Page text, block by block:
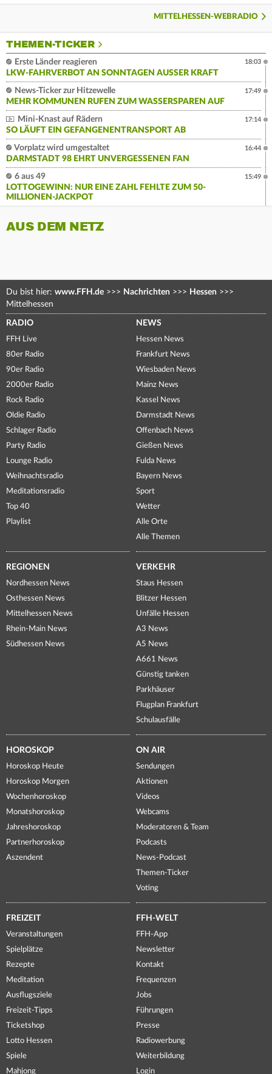
MITTELHESSEN-WEBRADIO
THEMEN-TICKER
Erste Länder reagieren
LKW-FAHRVERBOT AN SONNTAGEN AUSSER KRAFT
18:03
News-Ticker zur Hitzewelle
MEHR KOMMUNEN RUFEN ZUM WASSERSPAREN AUF
17:49
Mini-Knast auf Rädern
SO LÄUFT EIN GEFANGENENTRANSPORT AB
17:14
Vorplatz wird umgestaltet
DARMSTADT 98 EHRT UNVERGESSENEN FAN
16:44
6 aus 49
LOTTOGEWINN: NUR EINE ZAHL FEHLTE ZUM 50-
MILLIONEN-JACKPOT
15:49
AUS DEM NETZ
Du bist hier: www.FFH.de >>> Nachrichten >>> Hessen >>>
Mittelhessen
RADIO
FFH Live
80er Radio
90er Radio
2000er Radio
Rock Radio
Oldie Radio
Schlager Radio
Party Radio
Lounge Radio
Weihnachtsradio
Meditationsradio
Top 40
Playlist
NEWS
Hessen News
Frankfurt News
Wiesbaden News
Mainz News
Kassel News
Darmstadt News
Offenbach News
Gießen News
Fulda News
Bayern News
Sport
Wetter
Alle Orte
Alle Themen
REGIONEN
Nordhessen News
Osthessen News
Mittelhessen News
Rhein-Main News
Südhessen News
VERKEHR
Staus Hessen
Blitzer Hessen
Unfälle Hessen
A3 News
A5 News
A661 News
Günstig tanken
Parkhäuser
Flugplan Frankfurt
Schulausfälle
HOROSKOP
Horoskop Heute
Horoskop Morgen
Wochenhoroskop
Monatshoroskop
Jahreshoroskop
Partnerhoroskop
Aszendent
ON AIR
Sendungen
Aktionen
Videos
Webcams
Moderatoren & Team
Podcasts
News-Podcast
Themen-Ticker
Voting
FREIZEIT
Veranstaltungen
Spielplätze
Rezepte
Meditation
Ausflugsziele
Freizeit-Tipps
Ticketshop
Lotto Hessen
Spiele
Mahjong
FFH-WELT
FFH-App
Newsletter
Kontakt
Frequenzen
Jobs
Führungen
Presse
Radiowerbung
Weiterbildung
Login